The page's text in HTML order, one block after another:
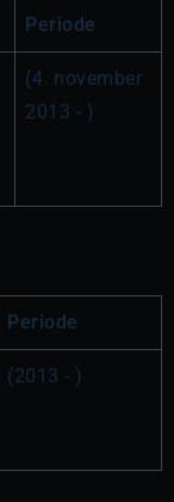
Periode
(4. november
2013 - )
Periode
(2013 - )